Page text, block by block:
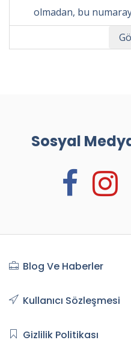
olmadan, bu
Sosyal
Blog Ve Haberler
Kullanıcı Sözleşmesi
Gizlilik Politikası